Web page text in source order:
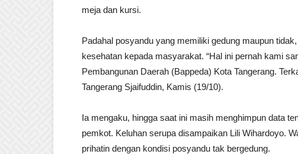
meja dan kursi.
Padahal posyandu yang memiliki gedung maupun
kesehatan kepada masyarakat. “Hal ini pernah kami
Pembangunan Daerah (Bappeda) Kota Tangerang.
Tangerang Sjaifuddin, Kamis (19/10).
Ia mengaku, hingga saat ini masih menghimpun data
pemkot. Keluhan serupa disampaikan Lili Wihardoyo.
prihatin dengan kondisi posyandu tak bergedung.